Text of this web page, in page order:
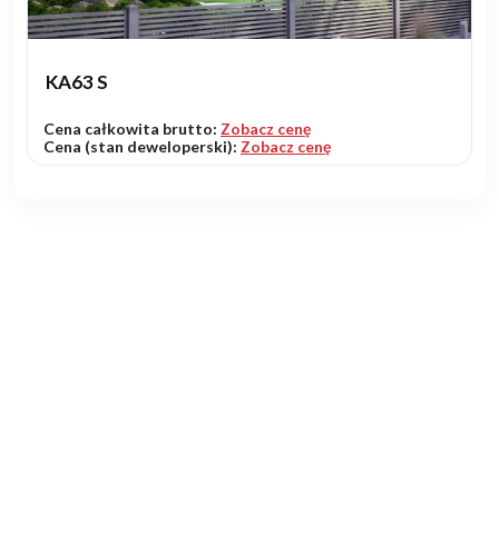
KA63 S
Cena całkowita brutto: Zobacz cenę
Cena (stan deweloperski): Zobacz cenę